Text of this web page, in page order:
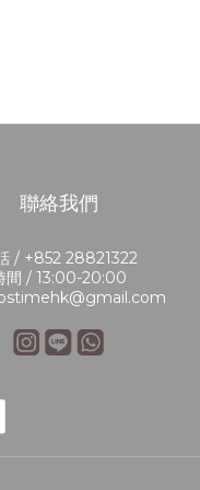
聯絡我們
/ +852 28821322
間 / 13:00-20:00